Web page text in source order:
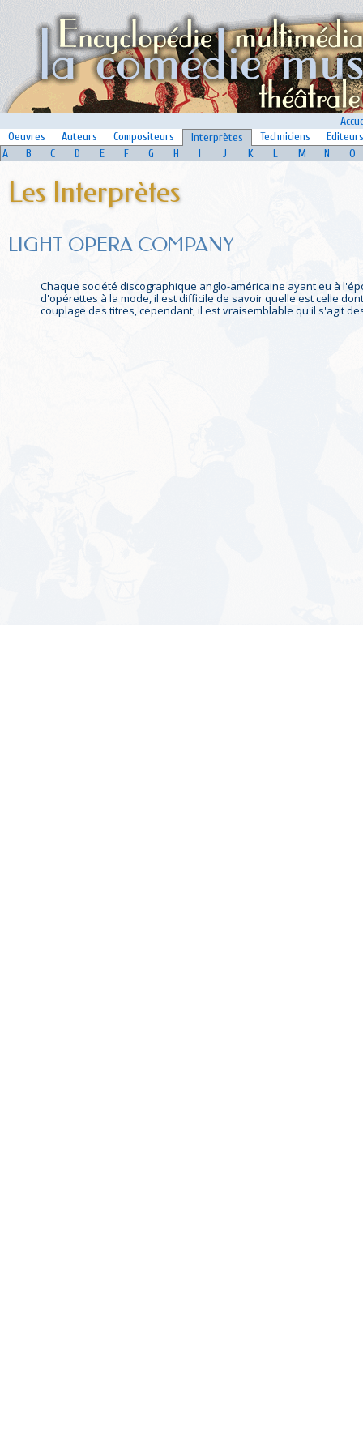
Oeuvres
Auteurs Compositeurs Interprètes Techniciens
Editeurs
A
B C D E F G H I J K L M N O
Les Interprètes
LIGHT OPERA COMPANY
Chaque société discographique anglo-américaine ayant eu à
d'opérettes à la mode, il est difficile de savoir quelle est celle
couplage des titres, cependant, il est vraisemblable qu'il s'agit